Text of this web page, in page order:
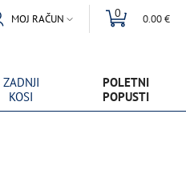
MOJ RAČUN 0 0.00 €
ZADNJI
KOSI
POLETNI
POPUSTI